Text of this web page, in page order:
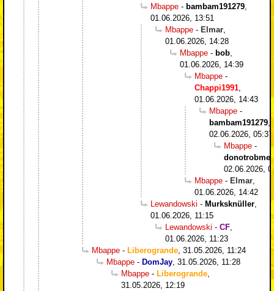
Mbappe - bambam191279
01.06.2026, 13:51
Mbappe - Elmar
01.06.2026, 14:28
Mbappe - bob
01.06.2026, 14:39
Mbappe -
Chappi1991
01.06.2026, 14:43
Mbappe -
bambam191279
02.06.2026, 05:37
Mbappe -
donotrobme,
02.06.2026,
Mbappe - Elmar
01.06.2026, 14:42
Lewandowski - Murksknüller
01.06.2026, 11:15
Lewandowski - CF
01.06.2026, 11:23
Mbappe - Liberogrande 31.05.2026, 11:24
Mbappe - DomJay 31.05.2026, 11:28
Mbappe - Liberogrande
31.05.2026, 12:19